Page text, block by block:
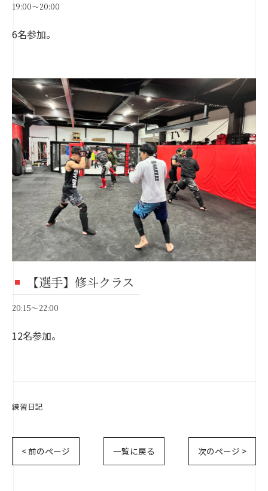
19:00～20:00
6名参加。
【選手】修斗クラス
20:15～22:00
12名参加。
練習日記
< 前のページ 一覧に戻る 次のページ >